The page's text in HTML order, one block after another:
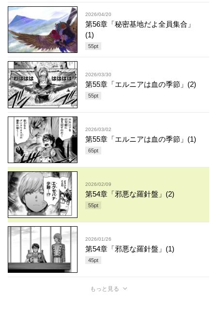
2026/04/20
第56章「秘密基地だよ全員集合」
(1)
55pt
2026/03/30
第55章「エルニアは血の季節」(2)
55pt
2026/03/02
第55章「エルニアは血の季節」(1)
65pt
2026/02/09
第54章「邪悪な羅針盤」(2)
55pt
2026/01/26
第54章「邪悪な羅針盤」(1)
45pt
もっと見る